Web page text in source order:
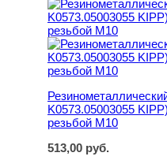
K0573.05003055
резьбой M10
513,00 руб.